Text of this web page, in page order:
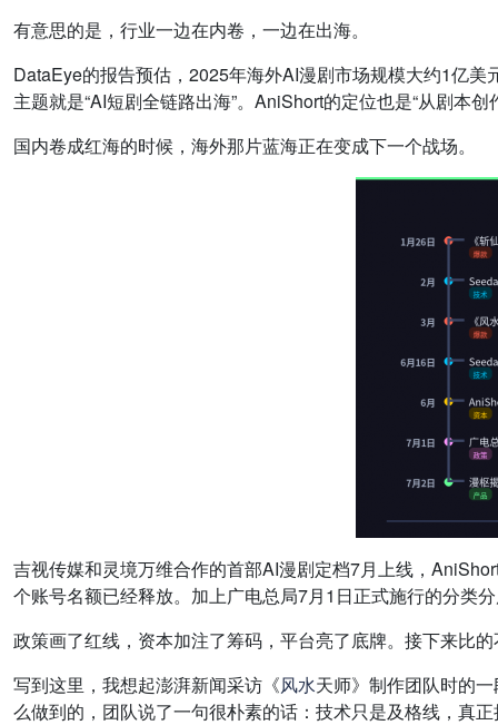
有意思的是，行业一边在内卷，一边在出海。
DataEye的报告预估，2025年海外AI漫剧市场规模大约1亿
主题就是“AI短剧全链路出海”。AniShort的定位也是“从剧本
国内卷成红海的时候，海外那片蓝海正在变成下一个战场。
吉视传媒和灵境万维合作的首部AI漫剧定档7月上线，
个账号名额已经释放。加上广电总局7月1日正式施行的分类
政策画了红线，资本加注了筹码，平台亮了底牌。接下来比
写到这里，我想起澎湃新闻采访《风水天师》制作团队时的
么做到的，团队说了一句很朴素的话：技术只是及格线，真